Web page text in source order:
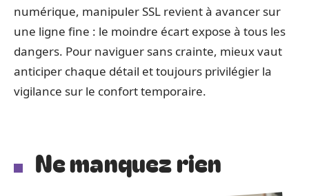
numérique, manipuler SSL revient à avancer sur
une ligne fine : le moindre écart expose à tous les
dangers. Pour naviguer sans crainte, mieux vaut
anticiper chaque détail et toujours privilégier la
vigilance sur le confort temporaire.
Ne manquez rien